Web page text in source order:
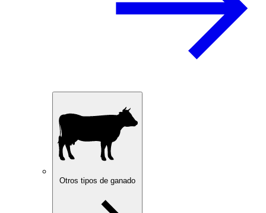
Otros tipos de ganado